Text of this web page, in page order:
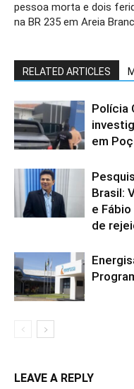
pessoa morta e dois
na BR 235 em Areia
RELATED ARTICLES
Polícia
em
Brasil:
e
de
LEAVE A REPLY